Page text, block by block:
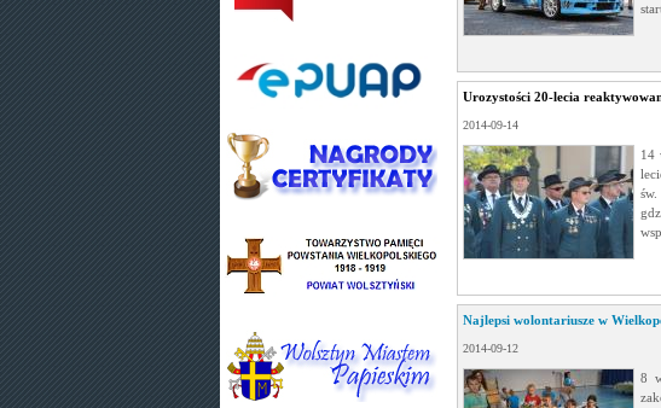
Urozystości 20-lecia
2014-09-14
14
Najlepsi wolontariusze w
2014-09-12
8